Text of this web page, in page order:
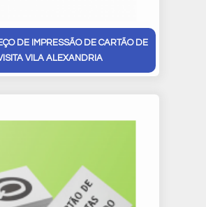
DE IMPRESSÃO DE CARTÃO DE
VILA ALEXANDRIA